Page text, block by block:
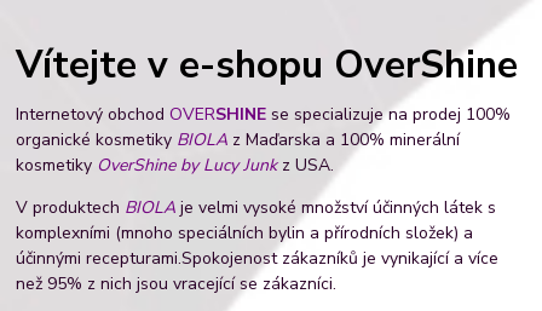
Vítejte v e-shopu OverShine
Internetový obchodOVERSHINE se specializuje na prodej 100%
organické kosmetiky BIOLA z Maďarska a 100% minerální
kosmetiky OverShine by Lucy Junkz USA.
V produktech BIOLAje velmi vysoké množství účinných látek s
komplexními (mnoho speciálních bylin a přírodních složek) a
účinnými recepturami.Spokojenost zákazníků je vynikající a více
než 95% z nich jsou vracející se zákazníci.